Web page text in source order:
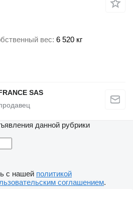
вес 6 520 кг
SAS
данной рубрики
с нашей политикой
соглашением.